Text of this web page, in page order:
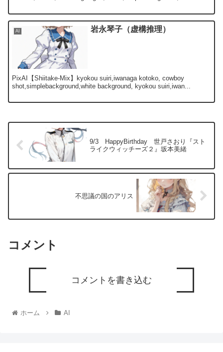
AI 岩永琴子（虚構推理）
PixAI【Shiitake-Mix】kyokou suiri,iwanaga kotoko, cowboy
shot,simplebackground,white background, kyokou suiri,iwan...
9/3 HappyBirthday 世戸さおり『スト
ライクウィッチーズ２』坂本美緒
不思議の国のアリス
コメント
コメントを書き込む
ホーム AI